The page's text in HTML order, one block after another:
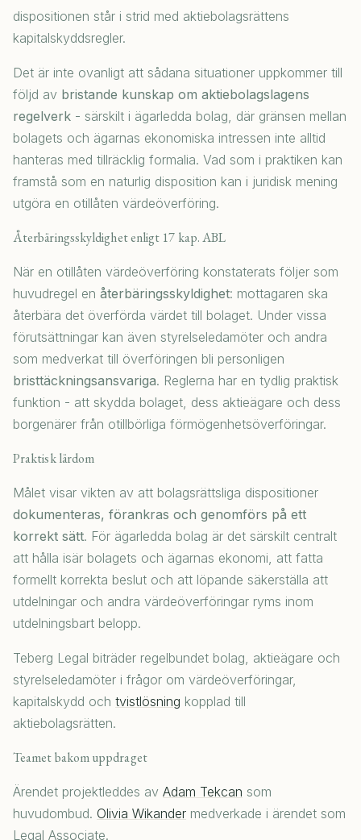
dispositionen står i strid med aktiebolagsrättens
kapitalskyddsregler.
Det är inte ovanligt att sådana situationer uppkommer till
följd av bristande kunskap om aktiebolagslagens
regelverk - särskilt i ägarledda bolag, där gränsen mellan
bolagets och ägarnas ekonomiska intressen inte alltid
hanteras med tillräcklig formalia. Vad som i praktiken kan
framstå som en naturlig disposition kan i juridisk mening
utgöra en otillåten värdeöverföring.
Återbäringsskyldighet enligt 17 kap. ABL
När en otillåten värdeöverföring konstaterats följer som
huvudregel en återbäringsskyldighet: mottagaren ska
återbära det överförda värdet till bolaget. Under vissa
förutsättningar kan även styrelseledamöter och andra
som medverkat till överföringen bli personligen
bristtäckningsansvariga. Reglerna har en tydlig praktisk
funktion - att skydda bolaget, dess aktieägare och dess
borgenärer från otillbörliga förmögenhetsöverföringar.
Praktisk lärdom
Målet visar vikten av att bolagsrättsliga dispositioner
dokumenteras, förankras och genomförs på ett
korrekt sätt. För ägarledda bolag är det särskilt centralt
att hålla isär bolagets och ägarnas ekonomi, att fatta
formellt korrekta beslut och att löpande säkerställa att
utdelningar och andra värdeöverföringar ryms inom
utdelningsbart belopp.
Teberg Legal biträder regelbundet bolag, aktieägare och
styrelseledamöter i frågor om värdeöverföringar,
kapitalskydd och tvistlösning kopplad till
aktiebolagsrätten.
Teamet bakom uppdraget
Ärendet projektleddes av Adam Tekcan som
huvudombud. Olivia Wikander medverkade i ärendet som
Legal Associate.